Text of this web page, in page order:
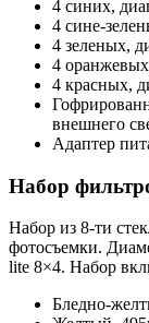
4 синих,
4 сине-
4 зеленых,
4
4 красных,
внешнего
Адаптер
Набор
Набор из 8-ти
фотосъемки.
lite 8×4. Набор
Бледно-